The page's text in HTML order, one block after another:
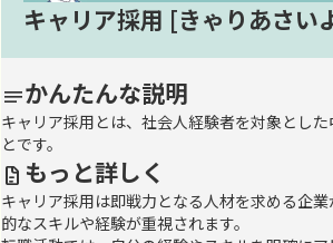
キャリア採用 [きゃりあさい
かんたんな説明
キャリア採用とは、社会人経験者を対象とした
とです。
 もっと詳しく
キャリア採用は即戦力となる人材を求める企
的なスキルや経験が重視されます。